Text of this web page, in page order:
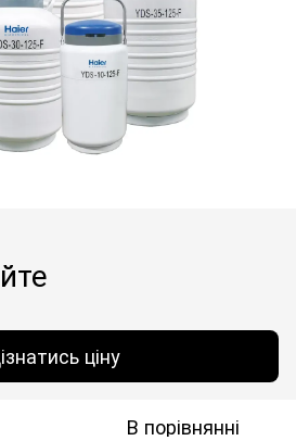
ціну
В порівнянні